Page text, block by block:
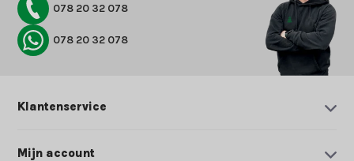
078 20 32 078
078 20 32 078
Klantenservice
Mijn account